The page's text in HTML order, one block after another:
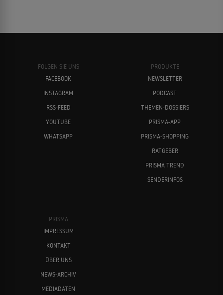
FOLGEN SIE UNS
FACEBOOK
INSTAGRAM
RSS-FEED
YOUTUBE
WHATSAPP
PRODUKTE
NEWSLETTER
PODCAST
THEMEN-DOSSIERS
PRISMA-APP
PRISMA-SHOPPING
RATGEBER
PRISMA TREND
SENDERINFOS
PRISMA
IMPRESSUM
KONTAKT
ÜBER UNS
NEWS-ARCHIV
MEDIADATEN